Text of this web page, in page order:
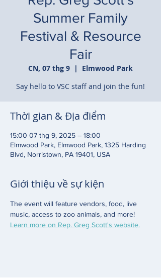
Summer Family
Festival & Resource
Fair
CN, 07 thg 9
  |
Elmwood Park
Say hello to VSC staff and join the fun!
Thời gian & Địa điểm
15:00 07 thg 9, 2025 – 18:00
Elmwood Park, Elmwood Park, 1325 Harding
Blvd, Norristown, PA 19401, USA
Giới thiệu về sự kiện
The event will feature vendors, food, live
music, access to zoo animals, and more!
Learn more on Rep. Greg Scott's website.